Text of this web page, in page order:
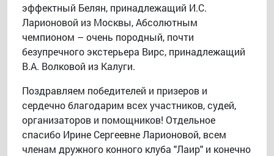
эффектный Белян, принадлежащий И.С.
Ларионовой из Москвы, Абсолютным
чемпионом – очень породный, почти
безупречного экстерьера Вирс, принадлежащий
В.А. Волковой из Калуги.
Поздравляем победителей и призеров и
сердечно благодарим всех участников, судей,
организаторов и помощников! Отдельное
спасибо Ирине Сергеевне Ларионовой, всем
членам дружного конного клуба "Лаир" и конечно